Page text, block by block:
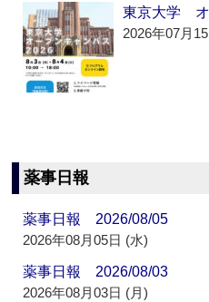
東京大学
2026年07月
薬事日報
薬事日報 2026/08/05
2026年08月05日 (水)
薬事日報 2026/08/03
2026年08月03日 (月)